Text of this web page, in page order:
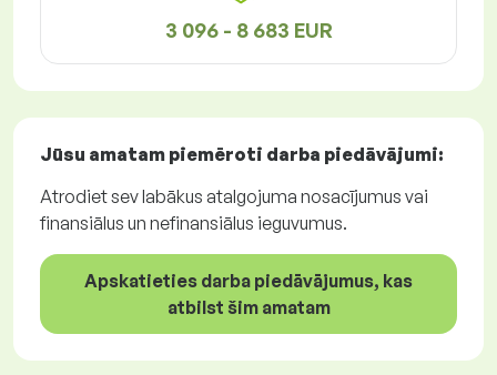
3 096 - 8 683 EUR
Jūsu amatam piemēroti darba piedāvājumi:
Atrodiet sev labākus atalgojuma nosacījumus vai
finansiālus un nefinansiālus ieguvumus.
Apskatieties darba piedāvājumus, kas
atbilst šim amatam